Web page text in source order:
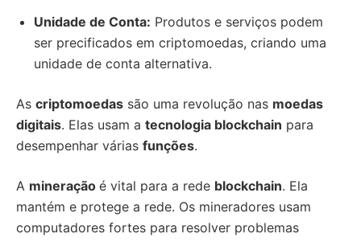
Unidade de Conta: Produtos e serviços podem
ser precificados em criptomoedas, criando uma
unidade de conta alternativa.
As criptomoedas são uma revolução nas moedas
digitais. Elas usam a tecnologia blockchain para
desempenhar várias funções.
A mineração é vital para a rede blockchain. Ela
mantém e protege a rede. Os mineradores usam
computadores fortes para resolver problemas